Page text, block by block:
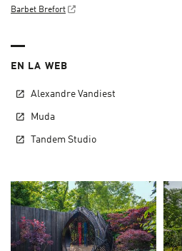
Barbet Brefort
EN LA WEB
Alexandre Vandiest
Muda
Tandem Studio